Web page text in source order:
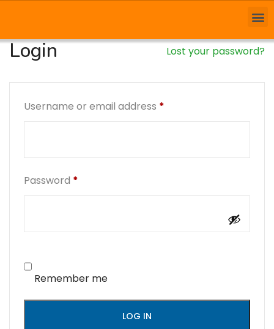
Login
Username or email address *
Password *
Remember me
Lost your password?
LOG IN